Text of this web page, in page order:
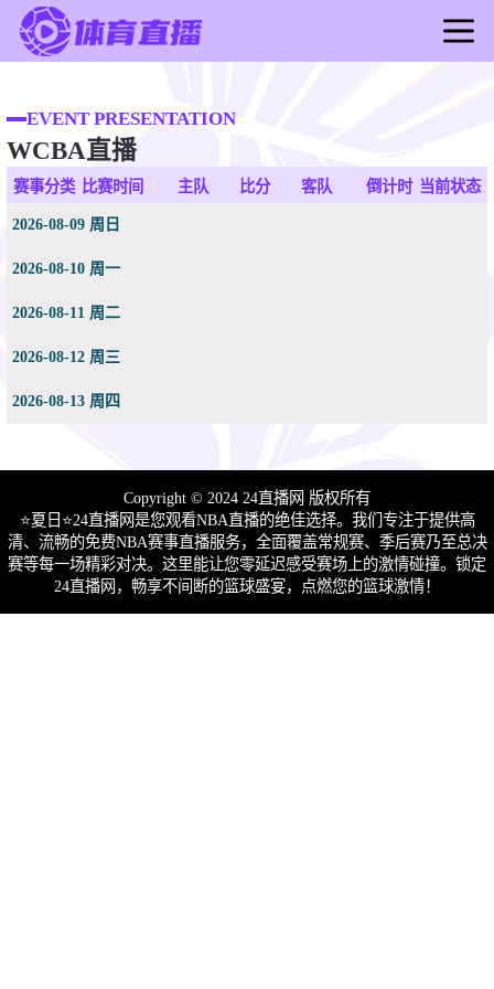
足球直播
篮球直播
足球录像
篮球新闻
EVENT PRESENTATION
WCBA直播
赛事分类 比赛时间 主队 比分 客队 倒计时 当前状态
2026-08-09 周日
2026-08-10 周一
2026-08-11 周二
2026-08-12 周三
2026-08-13 周四
Copyright © 2024 24直播网 版权所有
⭐️夏日⭐24直播网是您观看NBA直播的绝佳选择。我们专注于提供高
清、流畅的免费NBA赛事直播服务，全面覆盖常规赛、季后赛乃至总决
赛等每一场精彩对决。这里能让您零延迟感受赛场上的激情碰撞。锁定
24直播网，畅享不间断的篮球盛宴，点燃您的篮球激情！